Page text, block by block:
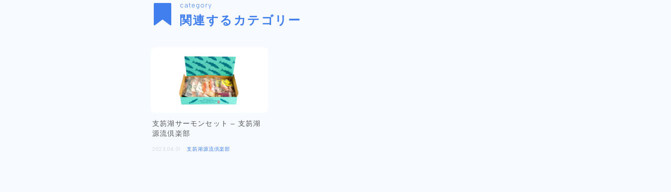
category
関連するカテゴリー
支笏湖サーモンセット – 支笏湖
源流倶楽部
2023.04.01 支笏湖源流倶楽部